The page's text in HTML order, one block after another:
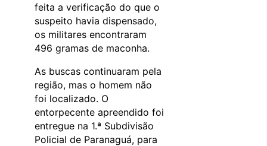
feita a verificação do que o
suspeito havia dispensado,
os militares encontraram
496 gramas de maconha.
As buscas continuaram pela
região, mas o homem não
foi localizado. O
entorpecente apreendido foi
entregue na 1.ª Subdivisão
Policial de Paranaguá, para